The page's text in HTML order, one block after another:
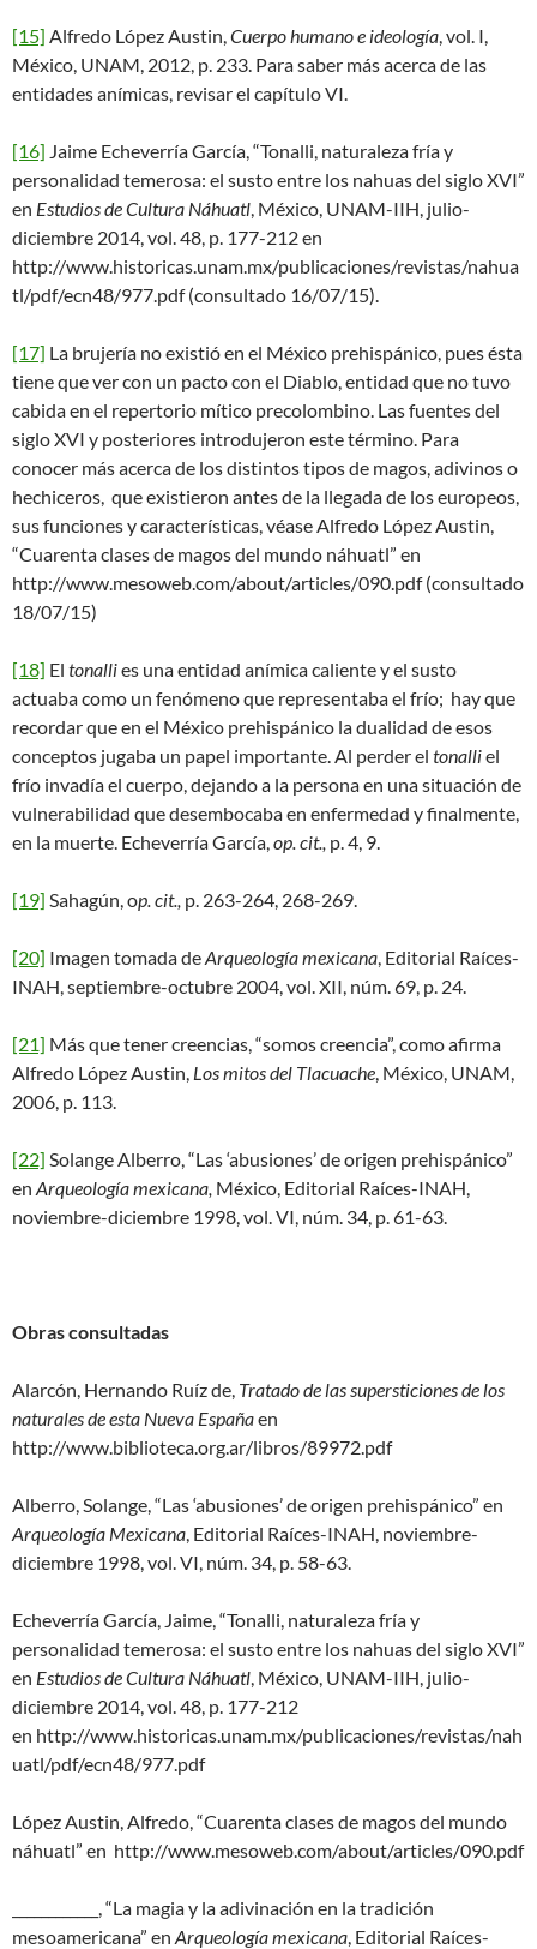
[15] Alfredo López Austin, Cuerpo humano e ideología , vol. I,
México, UNAM, 2012, p. 233. Para saber más acerca de las
entidades anímicas, revisar el capítulo VI.
[16] Jaime Echeverría García, “Tonalli, naturaleza fría y
personalidad temerosa: el susto entre los nahuas del siglo XVI”
en Estudios de Cultura Náhuatl , México, UNAM-IIH, julio-
diciembre 2014, vol. 48, p. 177-212 en
http://www.historicas.unam.mx/publicaciones/revistas/nahua
tl/pdf/ecn48/977.pdf (consultado 16/07/15).
[17] La brujería no existió en el México prehispánico, pues ésta
tiene que ver con un pacto con el Diablo, entidad que no tuvo
cabida en el repertorio mítico precolombino. Las fuentes del
siglo XVI y posteriores introdujeron este término. Para
conocer más acerca de los distintos tipos de magos, adivinos o
hechiceros, que existieron antes de la llegada de los europeos,
sus funciones y características, véase Alfredo López Austin,
“Cuarenta clases de magos del mundo náhuatl” en
http://www.mesoweb.com/about/articles/090.pdf (consultado
18/07/15)
[18] El tonallies una entidad anímica caliente y el susto
actuaba como un fenómeno que representaba el frío; hay que
recordar que en el México prehispánico la dualidad de esos
conceptos jugaba un papel importante. Al perder el tonalliel
frío invadía el cuerpo, dejando a la persona en una situación de
vulnerabilidad que desembocaba en enfermedad y finalmente,
en la muerte. Echeverría García, op. cit., p. 4, 9.
[19] Sahagún, op. cit., p. 263-264, 268-269.
[20] Imagen tomada deArqueología mexicana , Editorial Raíces-
INAH, septiembre-octubre 2004, vol. XII, núm. 69, p. 24.
[21] Más que tener creencias, “somos creencia”, como afirma
Alfredo López Austin, Los mitos del Tlacuache , México, UNAM,
2006, p. 113.
[22] Solange Alberro, “Las ‘abusiones’ de origen prehispánico”
en Arqueologíamexicana, México, Editorial Raíces-INAH,
noviembre-diciembre 1998, vol. VI, núm. 34, p. 61-63.
Obras consultadas
Alarcón, Hernando Ruíz de, Tratado de las supersticiones de los
naturales de esta Nueva Españaen
http://www.biblioteca.org.ar/libros/89972.pdf
Alberro, Solange, “Las ‘abusiones’ de origen prehispánico” en
Arqueología Mexicana , Editorial Raíces-INAH, noviembre-
diciembre 1998, vol. VI, núm. 34, p. 58-63.
Echeverría García, Jaime, “Tonalli, naturaleza fría y
personalidad temerosa: el susto entre los nahuas del siglo XVI”
en Estudios de Cultura Náhuatl , México, UNAM-IIH, julio-
diciembre 2014, vol. 48, p. 177-212
en http://www.historicas.unam.mx/publicaciones/revistas/nah
uatl/pdf/ecn48/977.pdf
López Austin, Alfredo, “Cuarenta clases de magos del mundo
náhuatl” en http://www.mesoweb.com/about/articles/090.pdf
____________, “La magia y la adivinación en la tradición
mesoamericana” en Arqueología mexicana , Editorial Raíces-